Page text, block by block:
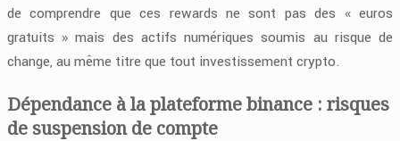
de comprendre que ces rewards ne sont pas des « euros
gratuits » mais des actifs numériques soumis au risque de
change, au même titre que tout investissement crypto.
Dépendance à la plateforme binance : risques
de suspension de compte